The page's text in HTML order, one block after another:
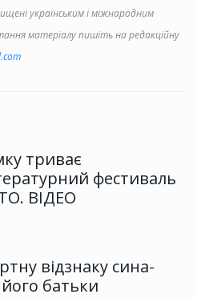
українським і міжнародним
матеріалу пишіть на редакційну
триває
фестиваль
ВІДЕО
відзнаку сина-
батьки